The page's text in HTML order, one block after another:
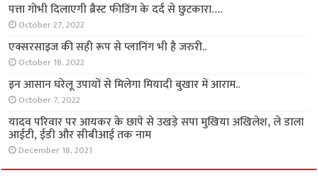
पत्ता गोभी दिलाएगी ब्रैस्ट फीडिंग के दर्द से छुटकारा….
October 27, 2022
एक्सरसाइज की सही रूप से प्लानिंग भी है जरुरी..
October 18, 2022
इन आसान घरेलू उपायों से मिलेगा मियादी बुखार में आराम..
October 7, 2022
यादव परिवार पर आयकर के छापे से उखड़े सपा मुखिया अखिलेश, ले डाला
आईटी, ईडी और सीबीआई तक नाम
December 18, 2021